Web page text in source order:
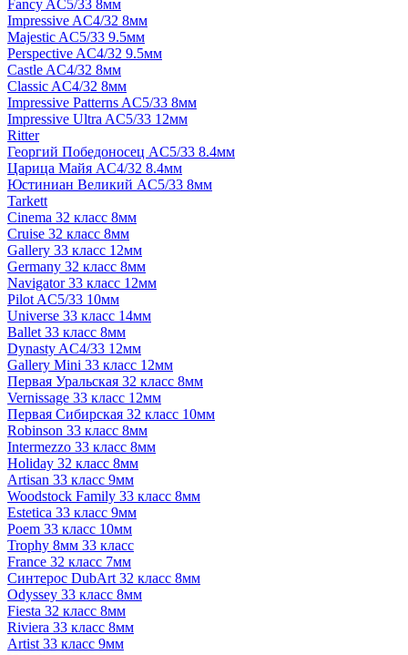
Fancy AC5/33 8мм
Impressive AC4/32 8мм
Majestic AC5/33 9.5мм
Perspective AC4/32 9.5мм
Castle AC4/32 8мм
Classic AC4/32 8мм
Impressive Patterns AC5/33 8мм
Impressive Ultra AC5/33 12мм
Ritter
Георгий Победоносец AC5/33 8.4мм
Царица Майя AC4/32 8.4мм
Юстиниан Великий AC5/33 8мм
Tarkett
Cinema 32 класс 8мм
Cruise 32 класс 8мм
Gallery 33 класс 12мм
Germany 32 класс 8мм
Navigator 33 класс 12мм
Pilot AC5/33 10мм
Universe 33 класс 14мм
Ballet 33 класс 8мм
Dynasty AC4/33 12мм
Gallery Mini 33 класс 12мм
Первая Уральская 32 класс 8мм
Vernissage 33 класс 12мм
Первая Сибирская 32 класс 10мм
Robinson 33 класс 8мм
Intermezzo 33 класс 8мм
Holiday 32 класс 8мм
Artisan 33 класс 9мм
Woodstock Family 33 класс 8мм
Estetica 33 класс 9мм
Poem 33 класс 10мм
Trophy 8мм 33 класс
France 32 класс 7мм
Синтерос DubArt 32 класс 8мм
Odyssey 33 класс 8мм
Fiesta 32 класс 8мм
Riviera 33 класс 8мм
Artist 33 класс 9мм